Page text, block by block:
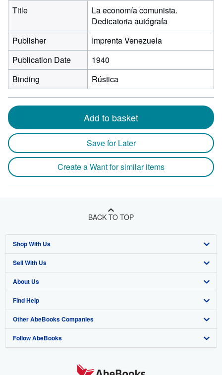
Title
La economía comunista.
Dedicatoria autógrafa
Publisher
Imprenta Venezuela
Publication Date
1940
Binding
Rústica
Add to basket
Save for Later
Create a Want for similar items
BACK TO TOP
Shop With Us
Advanced Search
Browse Collections
My Account
My Orders
View Basket
Sell With Us
Start Selling
Join Our Affiliate Program
Book Buyback
Refer a seller
About Us
About AbeBooks
Media
Careers
Find Help
Help
Customer Support
Other AbeBooks Companies
AbeBooks.co.uk
Follow AbeBooks